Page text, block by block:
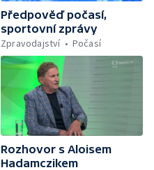
Předpověď počasí,
sportovní zprávy
Zpravodajství
Počasí
Rozhovor s Aloisem
Hadamczikem